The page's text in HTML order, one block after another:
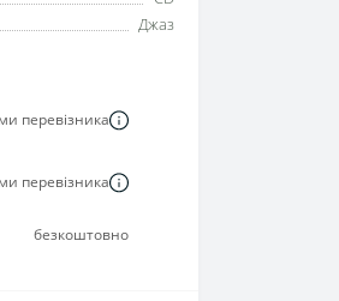
Джаз
перевізника
перевізника
безкоштовно